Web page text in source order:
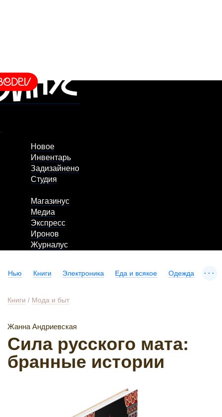
Новое
Инвентарь
Задизайнено
Студия
Магазинус
Медиа
Экспресс
Иронов
Журналус
Нью Книги Электроника Еда и всякое Одежда ...
Книги / Мода и быт
Жанна Андриевская
Сила русского мата:
бранные истории